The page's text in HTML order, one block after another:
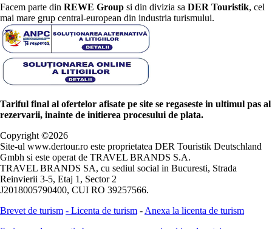
Facem parte din REWE Group si din divizia sa DER Touristik, cel
mai mare grup central-european din industria turismului.
Tariful final al ofertelor afisate pe site se regaseste in ultimul pas al
rezervarii, inainte de initierea procesului de plata.
Copyright ©2026
Site-ul www.dertour.ro este proprietatea DER Touristik Deutschland
Gmbh si este operat de TRAVEL BRANDS S.A.
TRAVEL BRANDS SA, cu sediul social in Bucuresti, Strada
Reinvierii 3-5, Etaj 1, Sector 2
J2018005790400, CUI RO 39257566.
Brevet de turism - Licenta de turism - Anexa la licenta de turism